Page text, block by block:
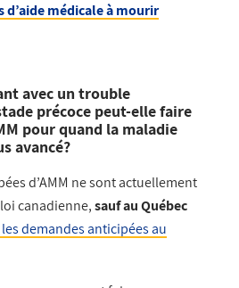
d’aide médicale à mourir
avec un trouble
précoce peut-elle faire
pour quand la maladie
avancé?
d’AMM ne sont actuellement
canadienne,sauf au Québec
demandes anticipées au